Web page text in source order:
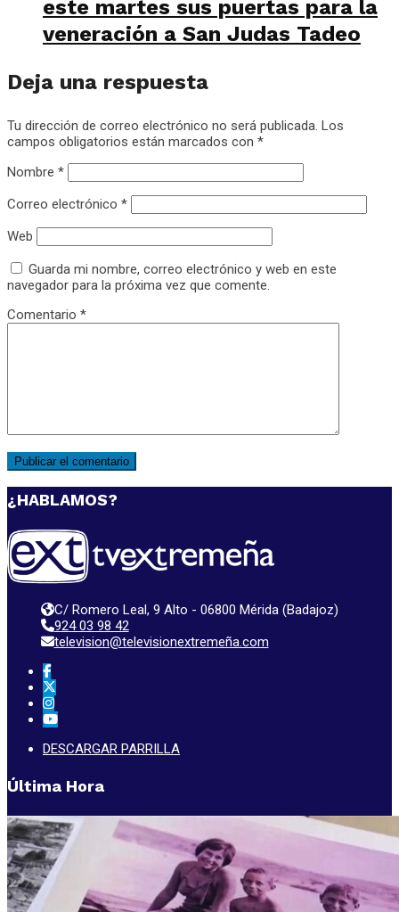
este martes sus puertas para la
veneración a San Judas Tadeo
Deja una respuesta
Tu dirección de correo electrónico no será publicada. Los
campos obligatorios están marcados con *
Nombre *
Correo electrónico *
Web
Guarda mi nombre, correo electrónico y web en este
navegador para la próxima vez que comente.
Comentario *
¿HABLAMOS?
C/ Romero Leal, 9 Alto - 06800 Mérida (Badajoz)
924 03 98 42
television@televisionextremeña.com
DESCARGAR PARRILLA
Última Hora